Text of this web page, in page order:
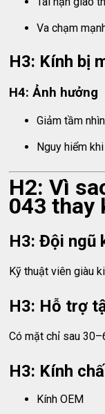
Va chạm
H3: Kính bị
H4: Ảnh hưởng
Giảm tầm nhìn
Nguy hiểm
H2: Vì
043 thay
H3: Đội ngũ
Kỹ thuật viên giàu
H3: Hỗ trợ
Có mặt chỉ sau
H3: Kính
Kính OEM